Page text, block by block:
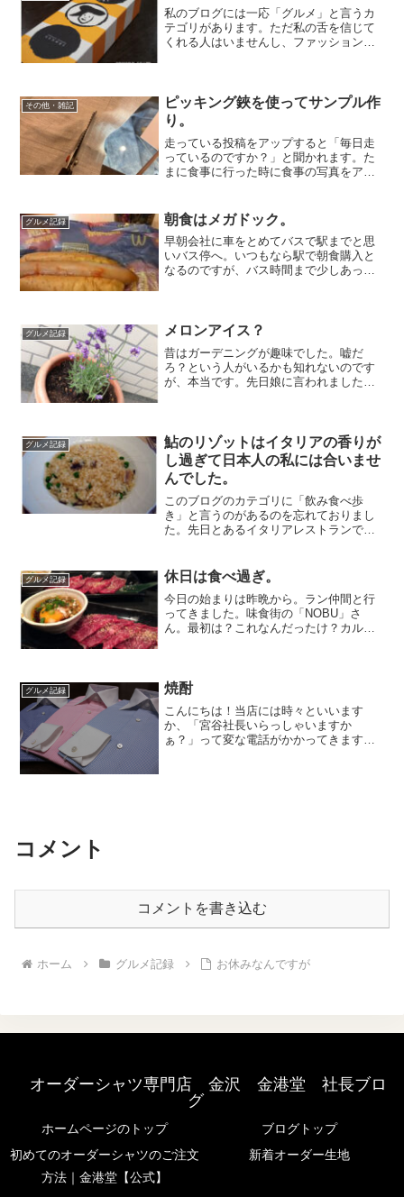
私のブログには一応「グルメ」と言うカ
テゴリがあります。ただ私の舌を信じて
くれる人はいませんし、ファッションネ
もここ7月末にきますと枯渇してきまし
て、今日はグルメとは言いません。食い
物ネタでございます。
その他・雑記
ピッキング鋏を使ってサンプル作
り。
走っている投稿をアップすると「毎日走
っているのですか？」と聞かれます。た
まに食事に行った時に食事の写真をアッ
か分からないのに。しかもお付き合いが
多い。いつも美味しいもの...
グルメ記録 朝食はメガドック。
早朝会社に車をとめてバスで駅までと思
いバス停へ。いつもなら駅で朝食購入と
なるのですが、バス時間まで少しあった
かけられ。朝の六時半に「...
グルメ記録 メロンアイス？
昔はガーデニングが趣味でした。嘘だ
ろ？という人がいるかも知れないのです
が、本当です。先日娘に言われました。
て、先日からオーダーシャツ生地をアッ
プする時にラベンダー色がトレンドと皆
さんに伝えておりましたので、自分の確
認の為にも。
グルメ記録
鮎のリゾットはイタリアの香りが
し過ぎて日本人の私には合いませ
んでした。
このブログのカテゴリに「飲み食べ歩
き」と言うのがあるのを忘れておりまし
た。先日とあるイタリアレストランで鮎
も鮎の苦味と感覚的には醤油の隠し味が
あるのかと思い。オーダーし...
グルメ記録 休日は食べ過ぎ。
今日の始まりは昨晩から。ラン仲間と行
ってきました。味食街の「NOBU」さ
ん。最初は？これなんだったけ？カル
り！私達の...
グルメ記録 焼酎
こんにちは！当店には時々といいます
か、「宮谷社長いらっしゃいますか
ぁ？」って変な電話がかかってきます。
コメント
コメントを書き込む
ホーム グルメ記録 お休みなんですが
オーダーシャツ専門店 金沢 金港堂 社長ブロ
グ
ホームページのトップ
ブログトップ
初めてのオーダーシャツのご注文
方法｜金港堂【公式】
新着オーダー生地